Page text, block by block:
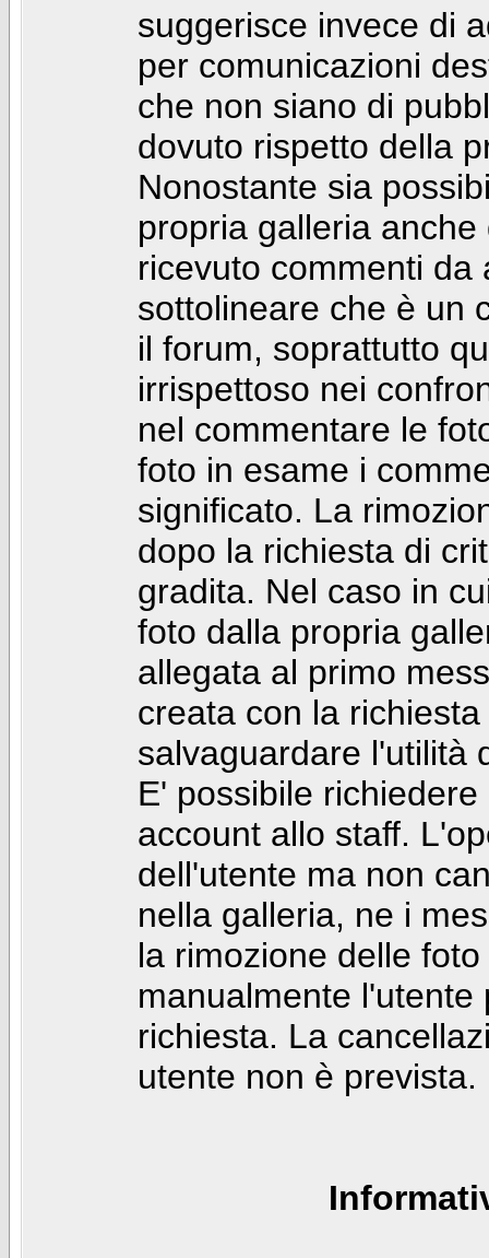
suggerisce invece di
per comunicazioni
che non siano di
dovuto rispetto della
Nonostante sia
propria galleria
ricevuto commenti da
sottolineare che è un
il forum, soprattutto
irrispettoso nei
nel commentare le
foto in esame i
significato. La
dopo la richiesta di
gradita. Nel caso in
foto dalla propria
allegata al primo
creata con la
salvaguardare l'utilità
E' possibile
account allo staff.
dell'utente ma non
nella galleria, ne i
la rimozione delle
manualmente
richiesta. La
utente non è prevista.